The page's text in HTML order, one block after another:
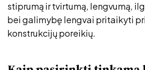
stiprumą ir tvirtumą, lengvumą,
bei galimybę lengvai pritaikyti
konstrukcijų poreikių.